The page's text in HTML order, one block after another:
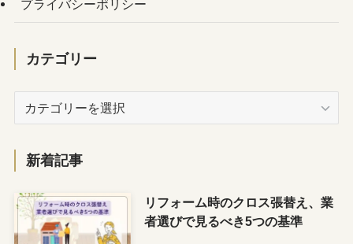
プライバシーポリシー
カテゴリー
新着記事
リフォーム時のクロス張替え、業
者選びで見るべき5つの基準